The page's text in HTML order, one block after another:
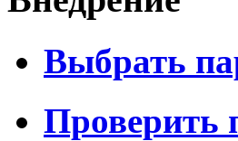
Выбрать
Проверить